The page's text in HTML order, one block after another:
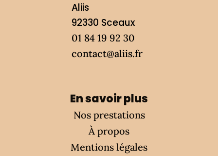
Aliis
92330 Sceaux
01 84 19 92 30
contact@aliis.fr
En savoir plus
Nos prestations
À propos
Mentions légales